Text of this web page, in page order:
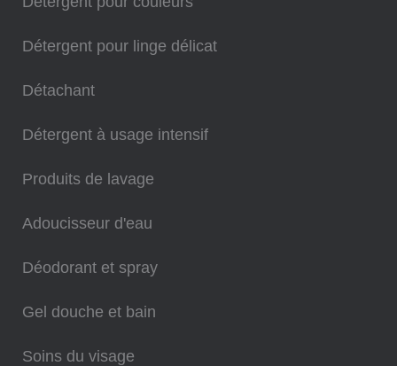
Détergent pour linge délicat
Détachant
Détergent à usage intensif
Produits de lavage
Adoucisseur d'eau
Déodorant et spray
Gel douche et bain
Soins du visage